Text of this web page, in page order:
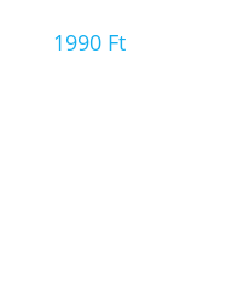
1990 Ft